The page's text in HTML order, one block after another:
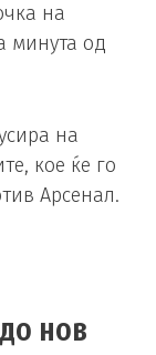
на
минута од
на
кое ќе го
Арсенал.
нов